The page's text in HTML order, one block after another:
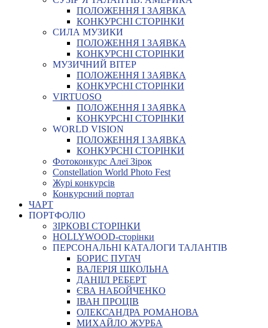
ПОЛОЖЕННЯ І ЗАЯВКА
КОНКУРСНІ СТОРІНКИ
СИЛА МУЗИКИ
ПОЛОЖЕННЯ І ЗАЯВКА
КОНКУРСНІ СТОРІНКИ
МУЗИЧНИЙ ВІТЕР
ПОЛОЖЕННЯ І ЗАЯВКА
КОНКУРСНІ СТОРІНКИ
VIRTUOSO
ПОЛОЖЕННЯ І ЗАЯВКА
КОНКУРСНІ СТОРІНКИ
WORLD VISION
ПОЛОЖЕННЯ І ЗАЯВКА
КОНКУРСНІ СТОРІНКИ
Фотоконкурс Алеї Зірок
Constellation World Photo Fest
Журі конкурсів
Конкурсний портал
ЧАРТ
ПОРТФОЛІО
ЗІРКОВІ СТОРІНКИ
HOLLYWOOD-сторінки
ПЕРСОНАЛЬНІ КАТАЛОГИ ТАЛАНТІВ
БОРИС ПУГАЧ
ВАЛЕРІЯ ШКОЛЬНА
ДАНІІЛ РЕБЕРТ
ЄВА НАБОЙЧЕНКО
ІВАН ПРОЦІВ
ОЛЕКСАНДРА РОМАНОВА
МИХАЙЛО ЖУРБА